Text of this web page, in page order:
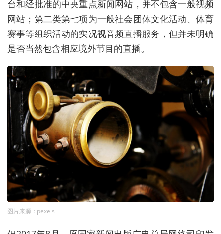
台和经批准的中央重点新闻网站，并不包含一般视频
网站；第二类第七项为一般社会团体文化活动、体育
赛事等组织活动的实况视音频直播服务，但并未明确
是否当然包含相应境外节目的直播。
图片来源：pexels